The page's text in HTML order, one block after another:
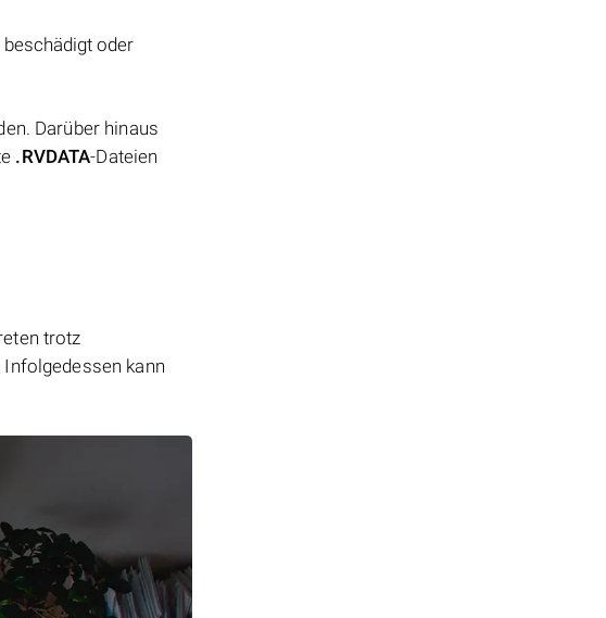
beschädigt oder
Darüber hinaus
.RVDATA-Dateien
trotz
kann